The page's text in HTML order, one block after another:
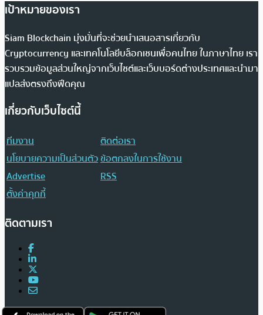
เป้าหมายของเรา
Siam Blockchain มุ่งมั่นที่จะช่วยนำเสนอสารเกี่ยวกับ
Cryptocurrency และเทคโนโลยีบล็อกเชนเพื่อคนไทย ในภาษาไทย เรา
รวบรวมข้อมูลส่วนใหญ่จากเว็บไซต์และเว็บบอร์ดต่างประเทศและนำมา
แปลส่งตรงถึงฟีดคุณ
เกี่ยวกับเว็บไซต์นี้
ทีมงาน
ติดต่อเรา
นโยบายความเป็นส่วนตัวข้อตกลงในการใช้งาน
Advertise
RSS
ตั้งค่าคุกกี้
ติดตามเรา